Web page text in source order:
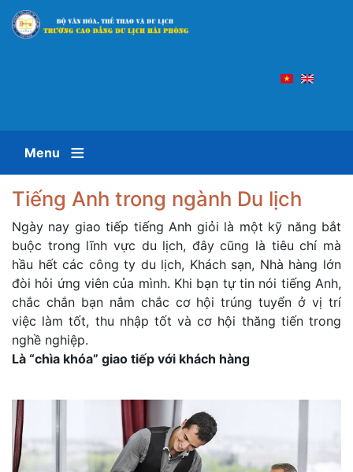
Nhảy
đến
Menu
Tiếng Anh trong ngành Du lịch
Ngày nay giao tiếp tiếng Anh giỏi là một kỹ năng bắt
buộc trong lĩnh vực du lịch, đây cũng là tiêu chí mà
hầu hết các công ty du lịch, Khách sạn, Nhà hàng lớn
đòi hỏi ứng viên của mình. Khi bạn tự tin nói tiếng Anh,
chắc chắn bạn nắm chắc cơ hội trúng tuyển ở vị trí
việc làm tốt, thu nhập tốt và cơ hội thăng tiến trong
nghề nghiệp.
Là “chìa khóa” giao tiếp với khách hàng